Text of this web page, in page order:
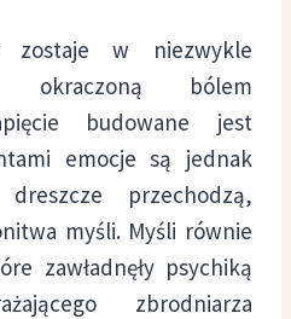
zostaje w niezwykle
okraczoną bólem
budowane jest
emocje są jednak
przechodzą,
myśli. Myśli równie
zawładnęły psychiką
zbrodniarza